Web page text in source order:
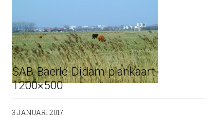
SAB-Baerle-Didam-plankaart-
1200×500
3 JANUARI 2017